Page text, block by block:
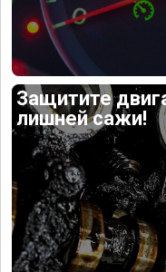
Защитите
лишней сажи!